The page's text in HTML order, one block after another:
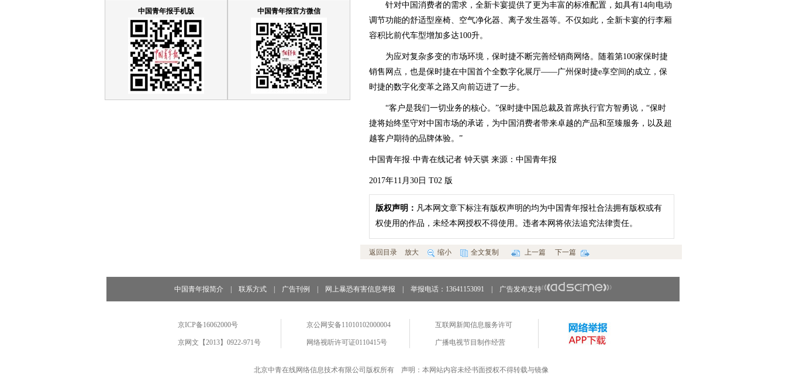
中国青年报手机版 中国青年报官方微信
针对中国消费者的需求，全新卡宴提供了更为丰富的标准配置，如具有14向电动
调节功能的舒适型座椅、空气净化器、离子发生器等。不仅如此，全新卡宴的行李厢
容积比前代车型增加多达100升。
为应对复杂多变的市场环境，保时捷不断完善经销商网络。随着第100家保时捷
销售网点，也是保时捷在中国首个全数字化展厅——广州保时捷e享空间的成立，保
时捷的数字化变革之路又向前迈进了一步。
“客户是我们一切业务的核心。”保时捷中国总裁及首席执行官方智勇说，“保时
捷将始终坚守对中国市场的承诺，为中国消费者带来卓越的产品和至臻服务，以及超
越客户期待的品牌体验。”
中国青年报·中青在线记者 钟天骐 来源：中国青年报
2017年11月30日 T02 版
版权声明： 凡本网文章下标注有版权声明的均为中国青年报社合法拥有版权或有
权使用的作品，未经本网授权不得使用。违者本网将依法追究法律责任。
返回目录 放大 缩小 全文复制 上一篇 下一篇
中国青年报简介 联系方式 广告刊例 网上暴恐有害信息举报 举报电话：13641153091 广告发布支持
京ICP备16062000号
京网文【2013】0922-971号
京公网安备11010102000004
网络视听许可证0110415号
互联网新闻信息服务许可
广播电视节目制作经营
北京中青在线网络信息技术有限公司版权所有 声明：本网站内容未经书面授权不得转载与镜像